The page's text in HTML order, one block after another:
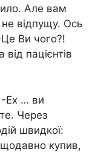
Але вам
відпущу. Ось
Це Ви чого?!
пацієнтів
Ех … ви
Через
швидкої:
купив,